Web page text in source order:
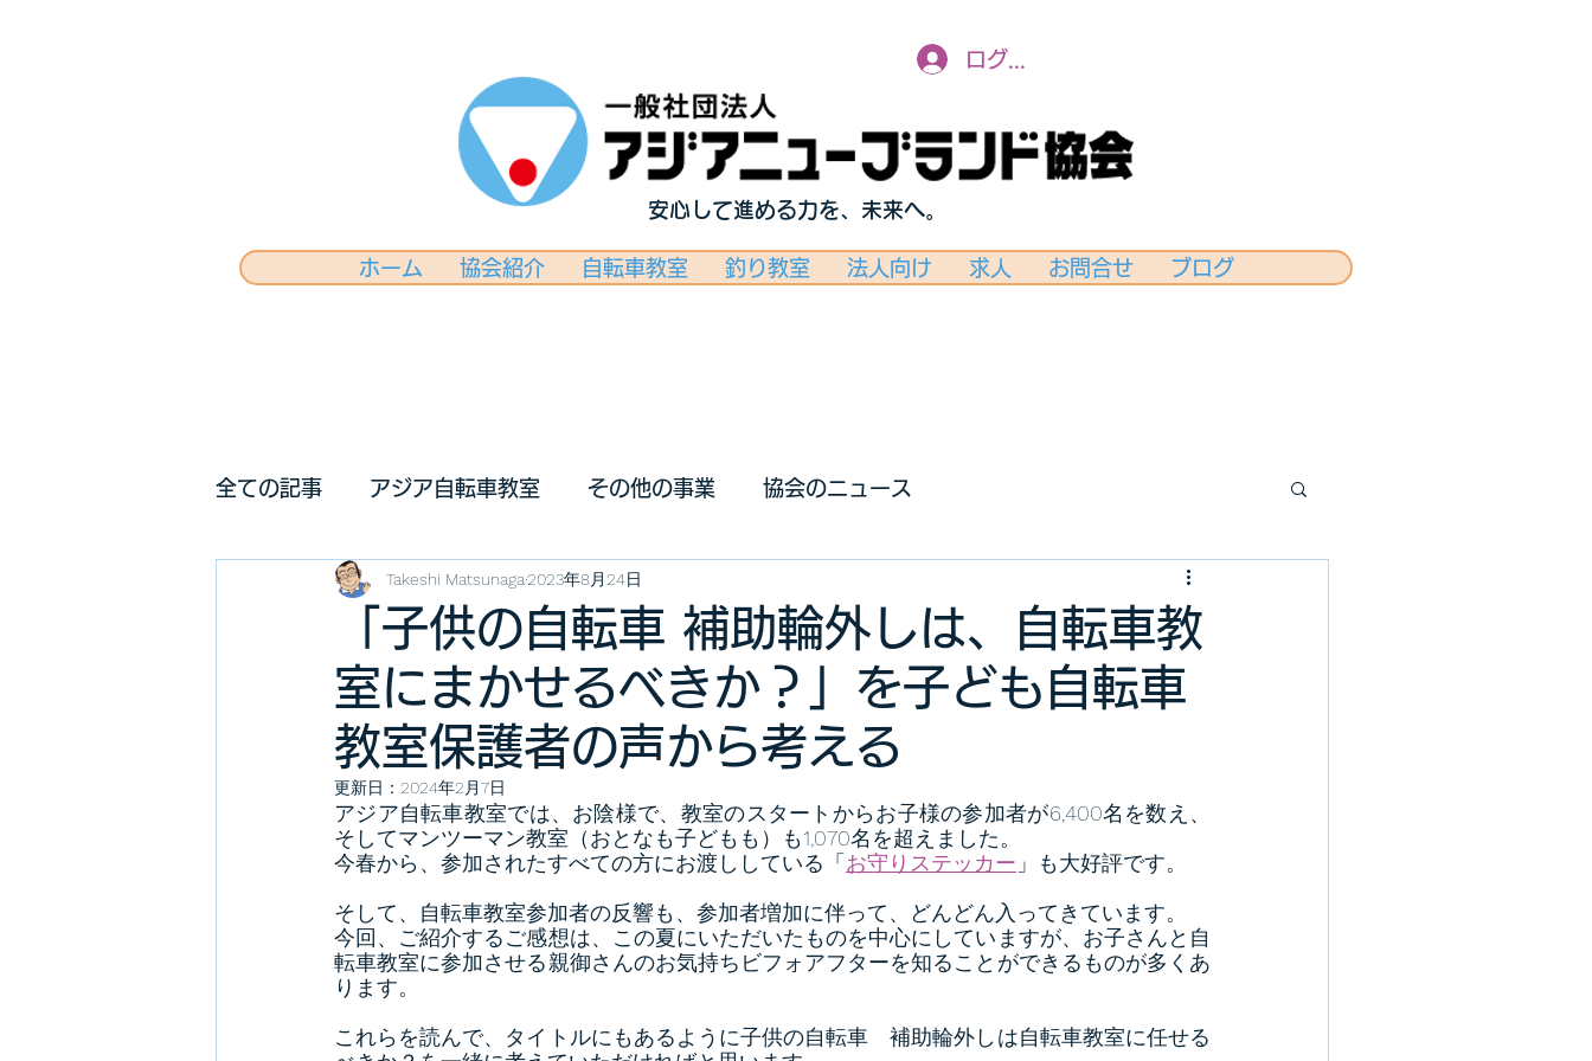
安心して進める力を、未来へ。
ログイン
ホーム 協会紹介 自転車教室 釣り教室 法人向け 求人 お問合せ ブログ
全ての記事 アジア自転車教室 その他の事業 協会のニュース
「子供の自転車 補助輪外しは、自転車教
室にまかせるべきか？」を子ども自転車
教室保護者の声から考える
Takeshi Matsunaga2023年8月24日
更新日： 2024年2月7日
アジア自転車教室では、お陰様で、教室のスタートからお子様の参加者が6,400名を数え、
そしてマンツーマン教室（おとなも子どもも）も1,070名を超えました。
今春から、参加されたすべての方にお渡ししている「 お守りステッカー 」も大好評です。
そして、自転車教室参加者の反響も、参加者増加に伴って、どんどん入ってきています。
今回、ご紹介するご感想は、この夏にいただいたものを中心にしていますが、お子さんと自
転車教室に参加させる親御さんのお気持ちビフォアフターを知ることができるものが多くあ
ります。
これらを読んで、タイトルにもあるように子供の自転車　補助輪外しは自転車教室に任せる